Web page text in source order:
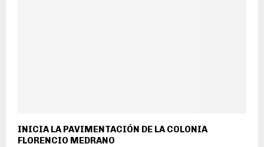
INICIA LA PAVIMENTACIÓN DE LA COLONIA
FLORENCIO MEDRANO